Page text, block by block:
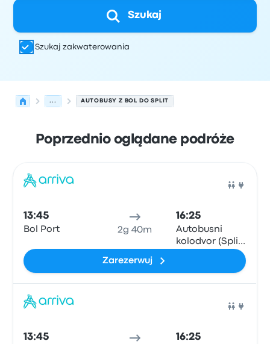
Szukaj
Szukaj zakwaterowania
... AUTOBUSY Z BOL DO SPLIT
Poprzednio oglądane podróże
13:45
Bol Port 2g 40m
16:25
Autobusni
kolodvor (Split
Zarezerwuj
13:45 16:25